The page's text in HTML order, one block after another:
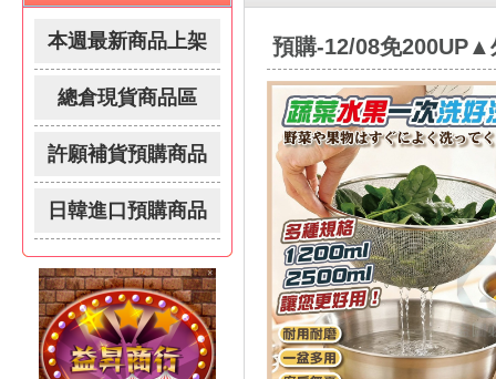
預購-12/08免200UP▲
本週最新商品上架
總倉現貨商品區
許願補貨預購商品
日韓進口預購商品